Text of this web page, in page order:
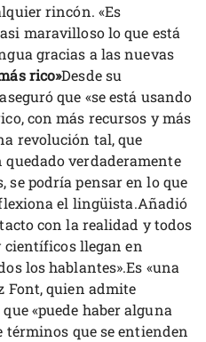
rincón. «Es
maravilloso lo que está
gracias a las nuevas
rico»Desde su
que «se está usando
con más recursos y más
revolución tal, que
verdaderamente
se podría pensar en lo que
el lingüista.Añadió
con la realidad y todos
científicos llegan en
los hablantes».Es «una
Font, quien admite
«puede haber alguna
que se entienden